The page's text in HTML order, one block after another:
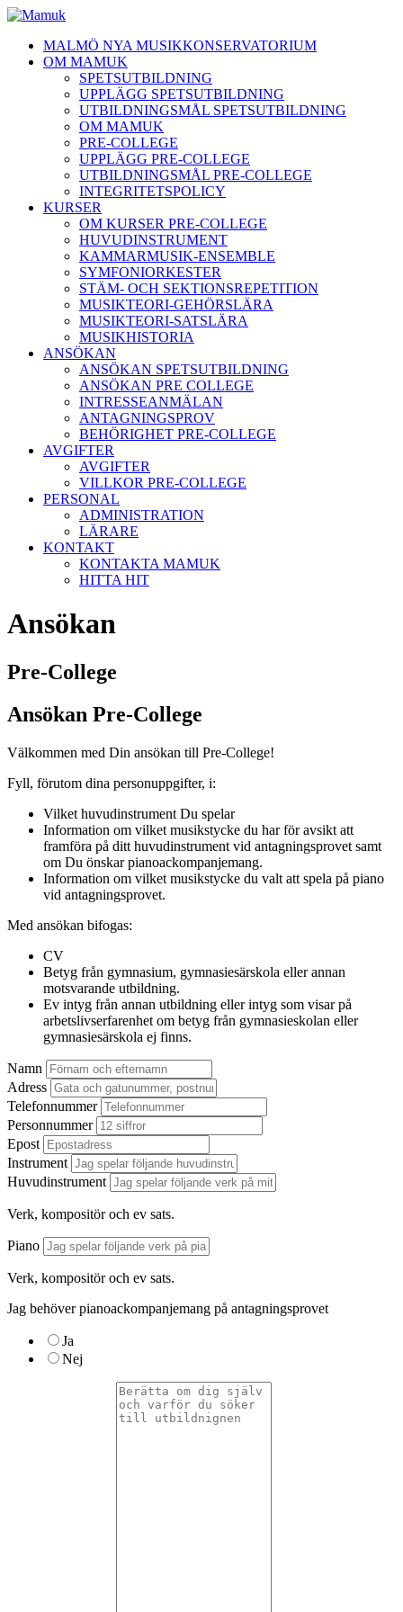
MALMÖ NYA MUSIKKONSERVATORIUM
OM MAMUK
SPETSUTBILDNING
UPPLÄGG SPETSUTBILDNING
UTBILDNINGSMÅL SPETSUTBILDNING
OM MAMUK
PRE-COLLEGE
UPPLÄGG PRE-COLLEGE
UTBILDNINGSMÅL PRE-COLLEGE
INTEGRITETSPOLICY
KURSER
OM KURSER PRE-COLLEGE
HUVUDINSTRUMENT
KAMMARMUSIK-ENSEMBLE
SYMFONIORKESTER
STÄM- OCH SEKTIONSREPETITION
MUSIKTEORI-GEHÖRSLÄRA
MUSIKTEORI-SATSLÄRA
MUSIKHISTORIA
ANSÖKAN
ANSÖKAN SPETSUTBILDNING
ANSÖKAN PRE COLLEGE
INTRESSEANMÄLAN
ANTAGNINGSPROV
BEHÖRIGHET PRE-COLLEGE
AVGIFTER
AVGIFTER
VILLKOR PRE-COLLEGE
PERSONAL
ADMINISTRATION
LÄRARE
KONTAKT
KONTAKTA MAMUK
HITTA HIT
Ansökan
Pre-College
Ansökan Pre-College
Välkommen med Din ansökan till Pre-College!
Fyll, förutom dina personuppgifter, i:
Vilket huvudinstrument Du spelar
Information om vilket musikstycke du har för avsikt att
framföra på ditt huvudinstrument vid antagningsprovet samt
om Du önskar pianoackompanjemang.
Information om vilket musikstycke du valt att spela på piano
vid antagningsprovet.
Med ansökan bifogas:
CV
Betyg från gymnasium, gymnasiesärskola eller annan
motsvarande utbildning.
Ev intyg från annan utbildning eller intyg som visar på
arbetslivserfarenhet om betyg från gymnasieskolan eller
gymnasiesärskola ej finns.
Namn
Adress
Telefonnummer
Personnummer
Epost
Instrument
Huvudinstrument
Verk, kompositör och ev sats.
Piano
Verk, kompositör och ev sats.
Jag behöver pianoackompanjemang på antagningsprovet
Ja
Nej